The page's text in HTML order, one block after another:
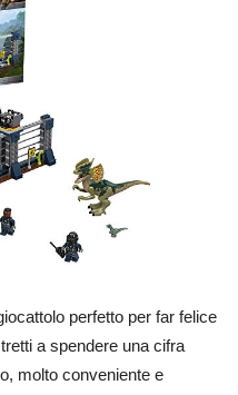
perfetto per far felice
a spendere una cifra
molto conveniente e